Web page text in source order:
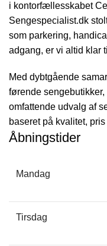
i kontorfællesskabet
Sengespecialist.dk
som parkering,
adgang, er vi altid klar
Med dybtgående
førende
omfattende udvalg af
baseret på kvalitet,
Åbningstider
Mandag
Tirsdag